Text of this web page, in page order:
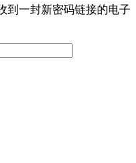
到一封新密码链接的电子